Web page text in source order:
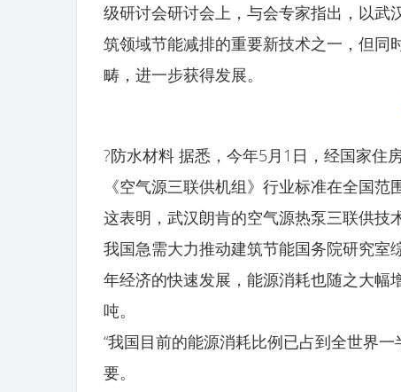
级研讨会研讨会上，与会专家指出，以武
筑领域节能减排的重要新技术之一，但同
畴，进一步获得发展。
?防水材料 据悉，今年5月1日，经国家住
《空气源三联供机组》行业标准在全国范
这表明，武汉朗肯的空气源热泵三联供技
我国急需大力推动建筑节能国务院研究室
年经济的快速发展，能源消耗也随之大幅
吨。
“我国目前的能源消耗比例已占到全世界
要。